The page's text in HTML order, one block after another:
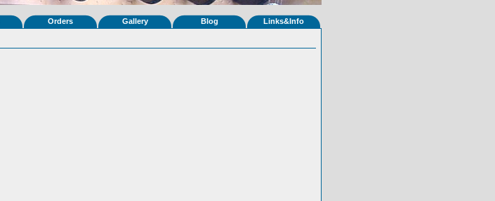
Orders Gallery Blog Links&Info